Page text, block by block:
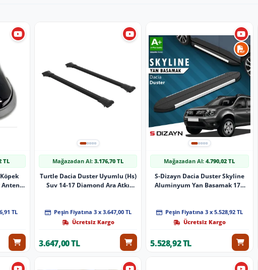
TL
Anten
TL
Mağazadan Al:3.176,70 TL
Turtle Dacia Duster Uyumlu (Hs)
Suv 14-17 Diamond Ara Atkı
Peşin Fiyatına 3 x 3.647,00 TL
Ücretsiz Kargo
3.647,00 TL
Mağazadan Al:4.790,02 TL
S-Dizayn Dacia Duster Skyline
Aluminyum Yan Basamak 173
Peşin Fiyatına 3 x 5.528,92 TL
Ücretsiz Kargo
5.528,92 TL